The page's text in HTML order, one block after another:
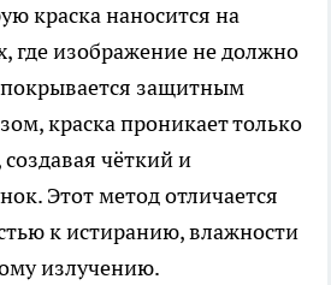
краска наносится на
где изображение не должно
покрывается защитным
краска проникает только
чёткий и
Этот метод отличается
к истиранию, влажности
излучению.